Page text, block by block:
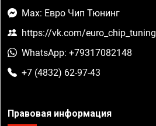
Max: Евро Чип Тюнинг
https://vk.com/euro_chip_tuning
WhatsApp: +79317082148
+7 (4832) 62-97-43
Правовая информация